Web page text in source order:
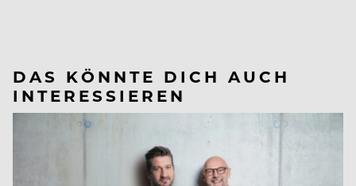
DAS KÖNNTE DICH AUCH
INTERESSIEREN